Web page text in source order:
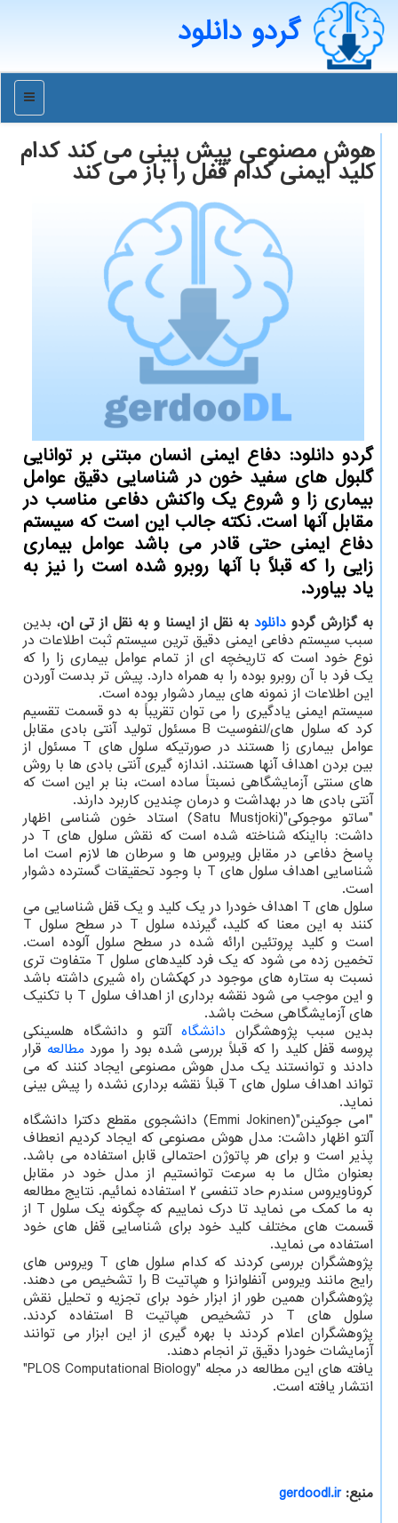
گردو دانلود
منو
هوش مصنوعی پیش بینی می كند كدام
كلید ایمنی كدام قفل را باز می كند
گردو دانلود: دفاع ایمنی انسان مبتنی بر توانایی
گلبول های سفید خون در شناسایی دقیق عوامل
بیماری زا و شروع یک واکنش دفاعی مناسب در
مقابل آنها است. نکته جالب این است که سیستم
دفاع ایمنی حتی قادر می باشد عوامل بیماری
زایی را که قبلاً با آنها روبرو شده است را نیز به
یاد بیاورد.
به گزارش گردو دانلود به نقل از ایسنا و به نقل از تی ان، بدین
سبب سیستم دفاعی ایمنی دقیق ترین سیستم ثبت اطلاعات در
نوع خود است که تاریخچه ای از تمام عوامل بیماری زا را که
یک فرد با آن روبرو بوده را به همراه دارد. پیش تر بدست آوردن
این اطلاعات از نمونه های بیمار دشوار بوده است.
سیستم ایمنی یادگیری را می توان تقریباً به دو قسمت تقسیم
کرد که سلول های/لنفوسیت B مسئول تولید آنتی بادی مقابل
عوامل بیماری زا هستند در صورتیکه سلول های T مسئول از
بین بردن اهداف آنها هستند. اندازه گیری آنتی بادی ها با روش
های سنتی آزمایشگاهی نسبتاً ساده است، بنا بر این است که
آنتی بادی ها در بهداشت و درمان چندین کاربرد دارند.
"ساتو موجوکی"(Satu Mustjoki) استاد خون شناسی اظهار
داشت: بااینکه شناخته شده است که نقش سلول های T در
پاسخ دفاعی در مقابل ویروس ها و سرطان ها لازم است اما
شناسایی اهداف سلول های T با وجود تحقیقات گسترده دشوار
است.
سلول های T اهداف خودرا در یک کلید و یک قفل شناسایی می
کنند به این معنا که کلید، گیرنده سلول T در سطح سلول T
است و کلید پروتئین ارائه شده در سطح سلول آلوده است.
تخمین زده می شود که یک فرد کلیدهای سلول T متفاوت تری
نسبت به ستاره های موجود در کهکشان راه شیری داشته باشد
و این موجب می شود نقشه برداری از اهداف سلول T با تکنیک
های آزمایشگاهی سخت باشد.
بدین سبب پژوهشگران دانشگاه آلتو و دانشگاه هلسینکی
پروسه قفل کلید را که قبلاً بررسی شده بود را مورد مطالعه قرار
دادند و توانستند یک مدل هوش مصنوعی ایجاد کنند که می
تواند اهداف سلول های T قبلاً نقشه برداری نشده را پیش بینی
نماید.
"امی جوکینن"(Emmi Jokinen) دانشجوی مقطع دکترا دانشگاه
آلتو اظهار داشت: مدل هوش مصنوعی که ایجاد کردیم انعطاف
پذیر است و برای هر پاتوژن احتمالی قابل استفاده می باشد.
بعنوان مثال ما به سرعت توانستیم از مدل خود در مقابل
کروناویروس سندرم حاد تنفسی ۲ استفاده نمائیم. نتایج مطالعه
به ما کمک می نماید تا درک نماییم که چگونه یک سلول T از
قسمت های مختلف کلید خود برای شناسایی قفل های خود
استفاده می نماید.
پژوهشگران بررسی کردند که کدام سلول های T ویروس های
رایج مانند ویروس آنفلوانزا و هپاتیت B را تشخیص می دهند.
پژوهشگران همین طور از ابزار خود برای تجزیه و تحلیل نقش
سلول های T در تشخیص هپاتیت B استفاده کردند.
پژوهشگران اعلام کردند با بهره گیری از این ابزار می توانند
آزمایشات خودرا دقیق تر انجام دهند.
یافته های این مطالعه در مجله "PLOS Computational Biology"
انتشار یافته است.
منبع:gerdoodl.ir